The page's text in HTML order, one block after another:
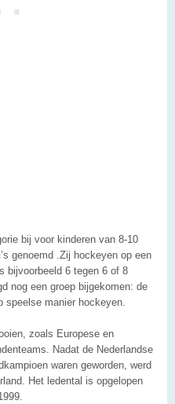
bij voor kinderen van 8-10
genoemd .Zij hockeyen op een
bijvoorbeeld 6 tegen 6 of 8
nog een groep bijgekomen: de
speelse manier hockeyen.
zoals Europese en
Nadat de Nederlandse
waren geworden, werd
Het ledental is opgelopen